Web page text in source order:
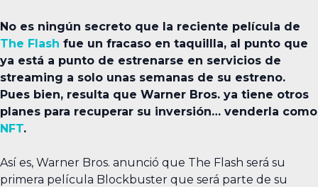
No es ningún secreto que la reciente película de
The Flash fue un fracaso en taquillla, al punto que
ya está a punto de estrenarse en servicios de
streaming a solo unas semanas de su estreno.
Pues bien, resulta que Warner Bros. ya tiene otros
planes para recuperar su inversión… venderla como
NFT.
Así es, Warner Bros. anunció que The Flash será su
primera película Blockbuster que será parte de su